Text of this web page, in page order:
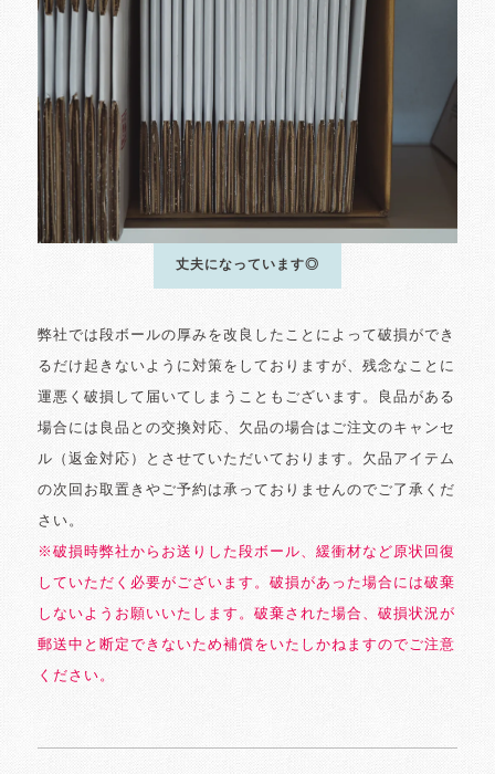
丈夫になっています◎
弊社では段ボールの厚みを改良したことによって破損ができ
るだけ起きないように対策をしておりますが、残念なことに
運悪く破損して届いてしまうこともございます。良品がある
場合には良品との交換対応、欠品の場合はご注文のキャンセ
ル（返金対応）とさせていただいております。欠品アイテム
の次回お取置きやご予約は承っておりませんのでご了承くだ
さい。
※破損時弊社からお送りした段ボール、緩衝材など原状回復
していただく必要がございます。破損があった場合には破棄
しないようお願いいたします。破棄された場合、破損状況が
郵送中と断定できないため補償をいたしかねますのでご注意
ください。